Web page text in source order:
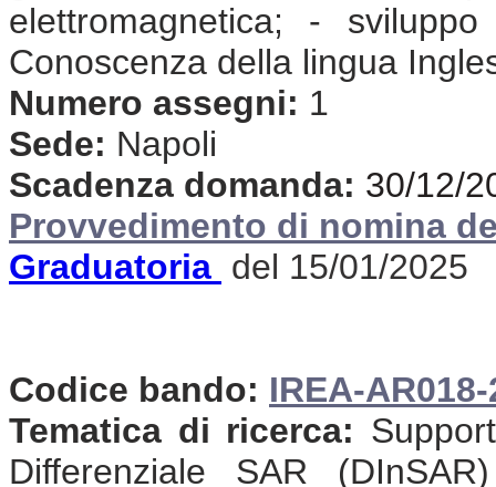
elettromagnetica; -
Conoscenza della lingua
Numero assegni: 1
Sede: Napoli
Scadenza domanda: 30/12/
Provvedimento di nomina
Graduatoria del 15/01/2025
Codice bando: IREA-
Tematica di ricerca:
Differenziale SAR